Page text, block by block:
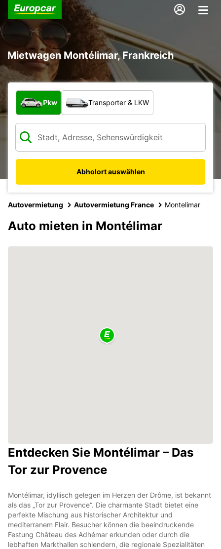
Mietwagen Montélimar, Frankreich
Welche Art von Fahrzeug?
Pkw Transporter & LKW
Abholort auswählen
Autovermietung Autovermietung France Montelimar
Auto mieten in Montélimar
Entdecken Sie Montélimar – Das
Tor zur Provence
Montélimar, idyllisch gelegen im Herzen der Drôme, ist bekannt
als das „Tor zur Provence“. Die charmante Stadt bietet eine
perfekte Mischung aus historischer Architektur und
mediterranem Flair. Besucher können die beeindruckende
Festung Château des Adhémar erkunden oder durch die
lebhaften Markthallen schlendern, die regionale Spezialitäten